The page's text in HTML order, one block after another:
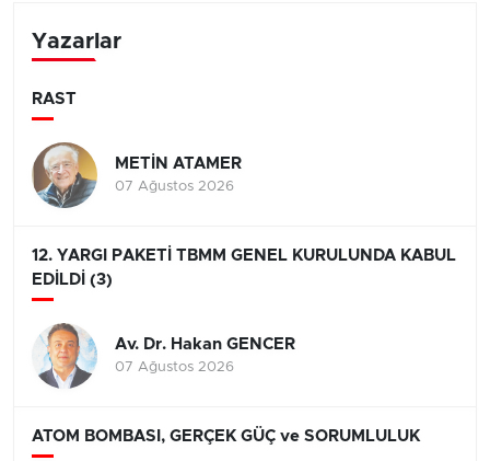
Yazarlar
RAST
METİN ATAMER
07 Ağustos 2026
12. YARGI PAKETİ TBMM GENEL KURULUNDA KABUL
EDİLDİ (3)
Av. Dr. Hakan GENCER
07 Ağustos 2026
ATOM BOMBASI, GERÇEK GÜÇ ve SORUMLULUK